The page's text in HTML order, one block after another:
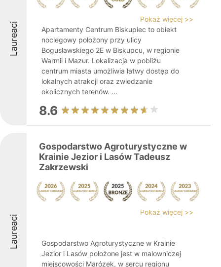
Laureaci
Pokaż więcej >>
Apartamenty Centrum Biskupiec to obiekt
noclegowy położony przy ulicy
Bogusławskiego 2E w Biskupcu, w regionie
Warmii i Mazur. Lokalizacja w pobliżu
centrum miasta umożliwia łatwy dostęp do
lokalnych atrakcji oraz zwiedzanie
okolicznych terenów. ...
8.6
Laureaci
Gospodarstwo Agroturystyczne w
Krainie Jezior i Lasów Tadeusz
Zakrzewski
Pokaż więcej >>
Gospodarstwo Agroturystyczne w Krainie
Jezior i Lasów położone jest w malowniczej
miejscowości Marózek, w sercu regionu